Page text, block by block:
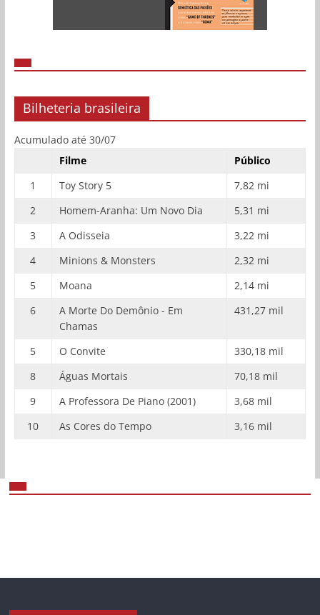
Bilheteria brasileira
Acumulado até 30/07
Filme
Público
1
Toy Story 5
7,82 mi
2
Homem-Aranha: Um Novo Dia
5,31 mi
3
A Odisseia
3,22 mi
4
Minions & Monsters
2,32 mi
5
Moana
2,14 mi
6
A Morte Do Demônio - Em
Chamas
431,27 mil
5 O Convite
330,18 mil
8
Águas Mortais
70,18 mil
9
A Professora De Piano (2001)
3,68 mil
10
As Cores do Tempo 3,16 mil